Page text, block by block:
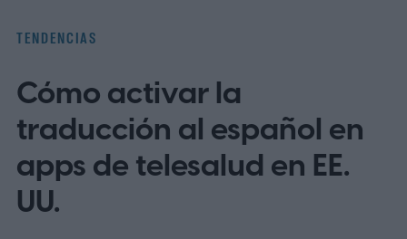
TENDENCIAS
Cómo activar la
traducción al español en
apps de telesalud en EE.
UU.